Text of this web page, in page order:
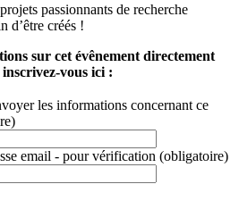
passionnants de recherche
d’être créés !
sur cet évênement directement
vous ici :
les informations concernant ce
email - pour vérification (obligatoire)